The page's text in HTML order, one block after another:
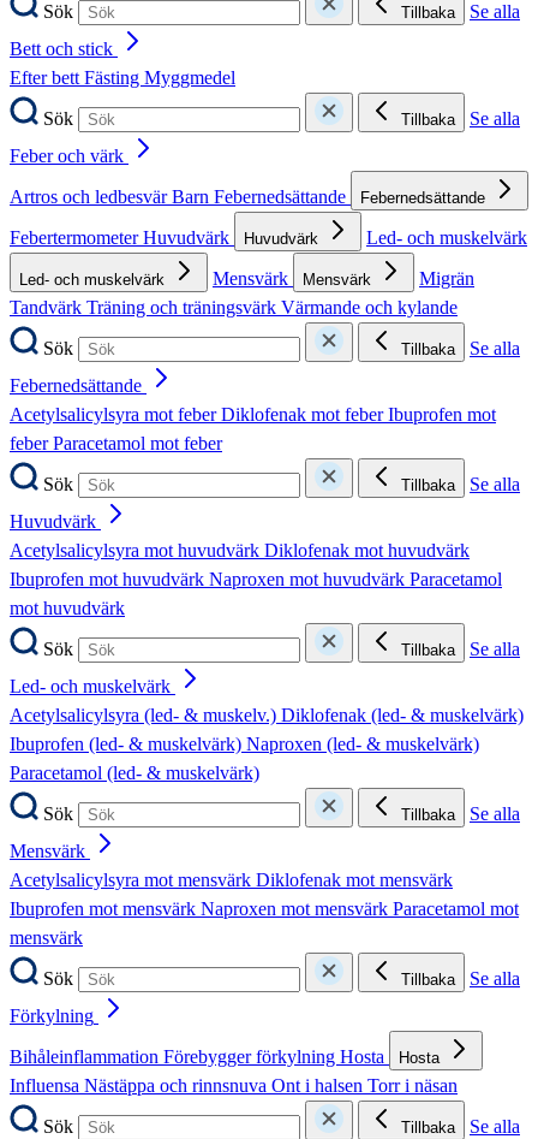
Sök
Tillbaka
Se alla
Bett och stick
Efter bettFästing Myggmedel
Sök
Tillbaka
Se alla
Feber och värk
Artros och ledbesvärBarn Febernedsättande Febernedsättande
FebertermometerHuvudvärk Huvudvärk Led- och muskelvärk
Led- och muskelvärk Mensvärk Mensvärk
Migrän
Tandvärk Träning och träningsvärk Värmande och kylande
Sök
Tillbaka
Se alla
Febernedsättande
Acetylsalicylsyra mot feberDiklofenak mot feberIbuprofen mot
feberParacetamol mot feber
Sök
Tillbaka
Se alla
Huvudvärk
Acetylsalicylsyra mot huvudvärk Diklofenak mot huvudvärk
Ibuprofen mot huvudvärk Naproxen mot huvudvärk Paracetamol
mot huvudvärk
Sök
Tillbaka
Se alla
Led- och muskelvärk
Acetylsalicylsyra (led- & muskelv.) Diklofenak (led- & muskelvärk)
Ibuprofen (led- & muskelvärk) Naproxen (led- & muskelvärk)
Paracetamol (led- & muskelvärk)
Sök
Tillbaka
Se alla
Mensvärk
Acetylsalicylsyra mot mensvärk Diklofenak mot mensvärk
Ibuprofen mot mensvärk Naproxen mot mensvärk Paracetamol mot
mensvärk
Sök
Tillbaka
Se alla
Förkylning
Bihåleinflammation Förebygger förkylning Hosta Hosta
Influensa Nästäppa och rinnsnuva Ont i halsen Torr i näsan
Sök
Tillbaka
Se alla